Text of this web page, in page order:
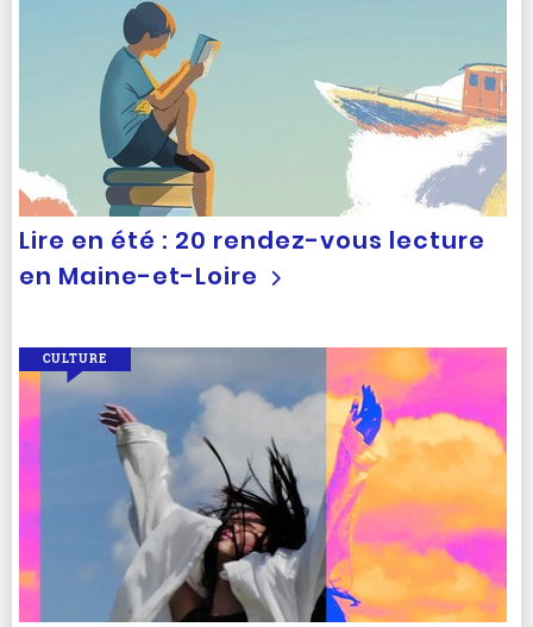
Lire en été : 20 rendez-vous lecture
en Maine-et-Loire
CULTURE